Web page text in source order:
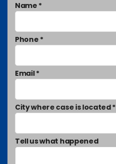
Name *
Phone *
Email *
City where case is located *
Tell us what happened